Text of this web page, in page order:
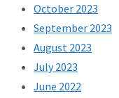
October 2023
September 2023
August 2023
July 2023
June 2022